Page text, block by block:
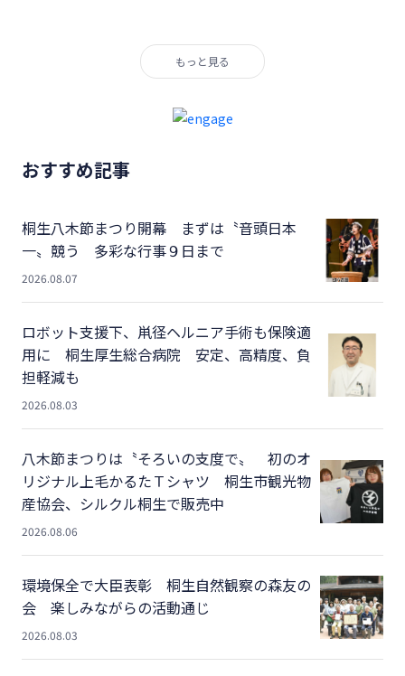
もっと見る
おすすめ記事
桐生八木節まつり開幕 まずは〝音頭日本
一〟競う 多彩な行事９日まで
2026.08.07
ロボット支援下、鼡径ヘルニア手術も保険適
用に 桐生厚生総合病院 安定、高精度、負
担軽減も
2026.08.03
八木節まつりは〝そろいの支度で〟 初のオ
リジナル上毛かるたＴシャツ 桐生市観光物
産協会、シルクル桐生で販売中
2026.08.06
環境保全で大臣表彰 桐生自然観察の森友の
会 楽しみながらの活動通じ
2026.08.03